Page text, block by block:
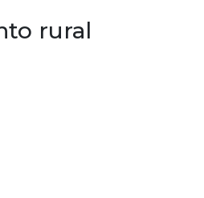
rural